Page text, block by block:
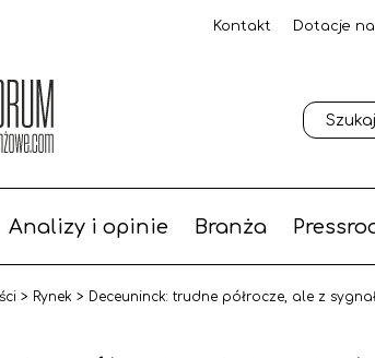
Kontakt Dotacje
Analizy i opinie Branża
> Rynek > Deceuninck: trudne półrocze, ale z